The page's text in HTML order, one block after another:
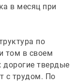
в месяц при
по
том в своем
дорогие твердые
с трудом. По